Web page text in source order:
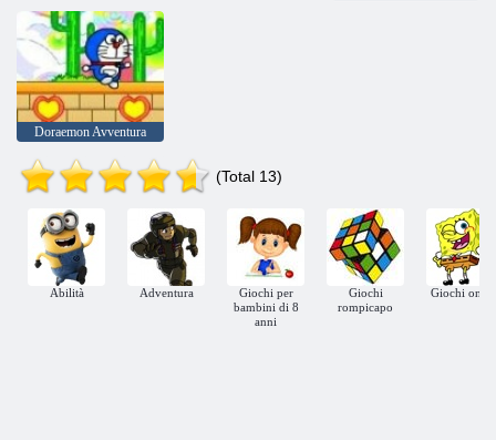
Doraemon Avventura
(Total 13)
Abilità Adventura
Giochi per
bambini di 8
anni
Giochi
rompicapo
Giochi